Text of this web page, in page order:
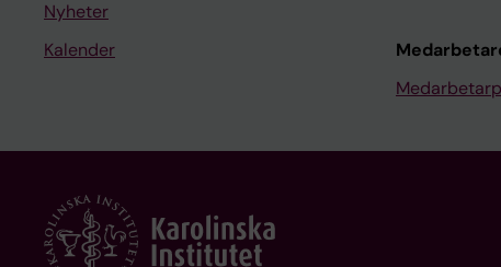
Nyheter
Kalender